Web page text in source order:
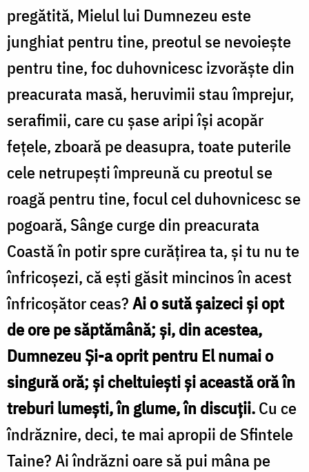
pregătită, Mielul lui Dumnezeu este
junghiat pentru tine, preotul se nevoiește
pentru tine, foc duhovnicesc izvorăște din
preacurata masă, heruvimii stau împrejur,
serafimii, care cu șase aripi își acopăr
fețele, zboară pe deasupra, toate puterile
cele netrupești împreună cu preotul se
roagă pentru tine, focul cel duhovnicesc se
pogoară, Sânge curge din preacurata
Coastă în potir spre curățirea ta, și tu nu te
înfricoșezi, că ești găsit mincinos în acest
înfricoșător ceas?Ai o sută șaizeci și opt
de ore pe săptămână; și, din acestea,
Dumnezeu Și-a oprit pentru El numai o
singură oră; și cheltuiești și această oră în
treburi lumești, în glume, în discuții.Cu ce
îndrăznire, deci, te mai apropii de Sfintele
Taine? Ai îndrăzni oare să pui mâna pe